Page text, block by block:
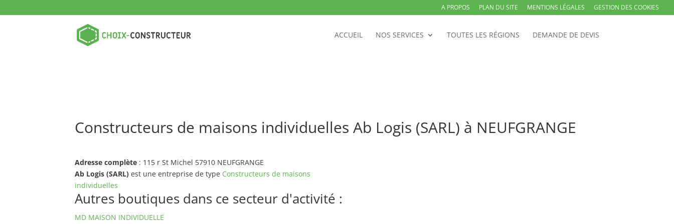
A PROPOS PLAN DU SITE MENTIONS LÉGALES GESTION DES COOKIES
ACCUEIL NOS SERVICES TOUTES LES RÉGIONS DEMANDE DE DEVIS
Constructeurs de maisons individuelles Ab Logis (SARL) à NEUFGRANGE
Adresse complète : 115 r St Michel 57910 NEUFGRANGE
Ab Logis (SARL) est une entreprise de type Constructeurs de maisons
individuelles
Autres boutiques dans ce secteur d'activité :
MD MAISON INDIVIDUELLE